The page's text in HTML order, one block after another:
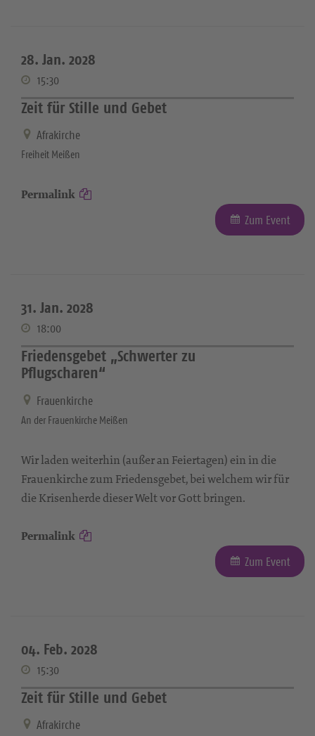
28. Jan. 2028
15:30
Zeit für Stille und Gebet
Afrakirche
Freiheit Meißen
Permalink
Zum Event
31. Jan. 2028
18:00
Friedensgebet „Schwerter zu
Pflugscharen“
Frauenkirche
An der Frauenkirche Meißen
Wir laden weiterhin (außer an Feiertagen) ein in die
Frauenkirche zum Friedensgebet, bei welchem wir für
die Krisenherde dieser Welt vor Gott bringen.
Permalink
Zum Event
04. Feb. 2028
15:30
Zeit für Stille und Gebet
Afrakirche